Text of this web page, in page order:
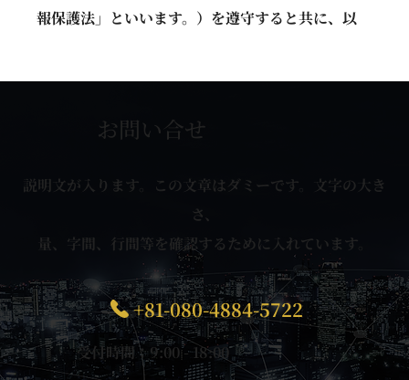
報保護法」といいます。）を遵守すると共に、以
ーポリシー」といいます。）に従い、適切な取扱
リシーにおいて別段の定めがない限り、本プライ
保護法の定めに従います。
本プライバシーポリシーにおいて、個人情報とは、
個人情報保護法第2条第1項により定義される個人情
報を意味するものとします。
2. 個人情報の利用目的
お問い合せ
説明文が入ります。この文章はダミーです。文字の大き
さ、
量、字間、行間等を確認するために入れています。
+81-080-4884-5722
受付時間：9:00 - 18:00